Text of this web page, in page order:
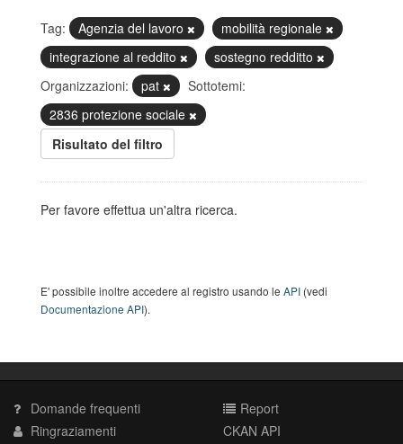
Tag: Agenzia del lavoro
mobilità regionale
integrazione al reddito
sostegno redditto
Organizzazioni:
pat
Sottotemi:
2836 protezione sociale
Risultato del filtro
Per favore effettua un'altra ricerca.
E' possibile inoltre accedere al registro usando le API (vedi
Documentazione API).
Domande frequenti
Ringraziamenti
Report
CKAN API